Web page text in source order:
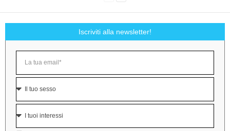
Iscriviti alla newsletter!